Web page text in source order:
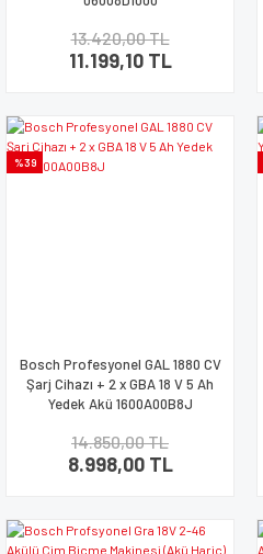
13.420,00 TL
11.199,10 TL
%39
Bosch Profesyonel GAL 1880 CV
Şarj Cihazı + 2 x GBA 18 V 5 Ah
Yedek Akü 1600A00B8J
14.850,00 TL
8.998,00 TL